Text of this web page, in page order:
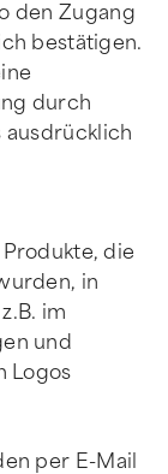
den Zugang
bestätigen.
durch
ausdrücklich
die
in
im
und
Logos
per E-Mail